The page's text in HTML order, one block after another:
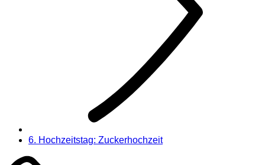
6. Hochzeitstag: Zuckerhochzeit